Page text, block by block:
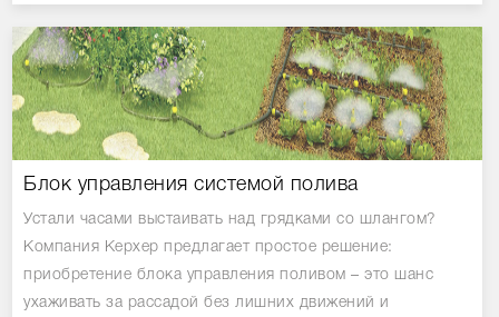
Блок управления системой полива
Устали часами выстаивать над грядками со шлангом?
Компания Керхер предлагает простое решение:
приобретение блока управления поливом – это шанс
ухаживать за рассадой без лишних движений и